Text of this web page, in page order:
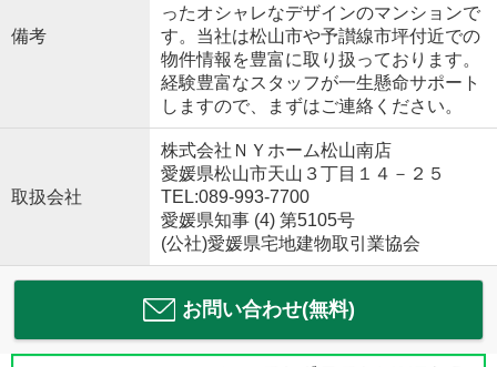
備考
ったオシャレなデザインのマンションで
す。当社は松山市や予讃線市坪付近での
物件情報を豊富に取り扱っております。
経験豊富なスタッフが一生懸命サポート
しますので、まずはご連絡ください。
取扱会社
株式会社ＮＹホーム松山南店
愛媛県松山市天山３丁目１４－２５
TEL:089-993-7700
愛媛県知事 (4) 第5105号
(公社)愛媛県宅地建物取引業協会
お問い合わせ(無料)